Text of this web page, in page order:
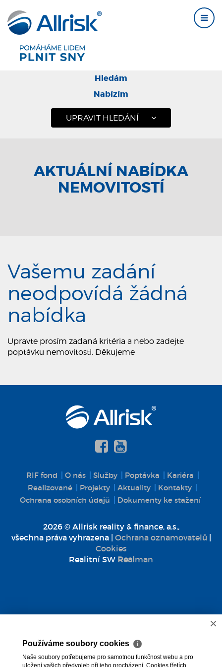
Hledám
Nabízím
UPRAVIT HLEDÁNÍ
AKTUÁLNÍ NABÍDKA
NEMOVITOSTÍ
Vašemu zadání
neodpovídá žádná
nabídka
Upravte prosím zadaná kritéria a nebo zadejte
poptávku nemovitosti. Děkujeme
RIF fond O nás Služby Poptávka
Kariéra
Realizované
Projekty Aktuality
Kontakty
Ochrana osobních údajů
Dokumenty ke stažení
2026 © Allrisk reality & finance, a.s.,
všechna práva vyhrazena | Ochrana oznamovatelů |
Cookies
Realitní SW Realman
×
Používáme soubory cookies ℹ
Naše soubory potřebujeme pro samotnou funkčnost webu a pro
uložení vašich předvoleb při jeho procházení. Cookies třetích